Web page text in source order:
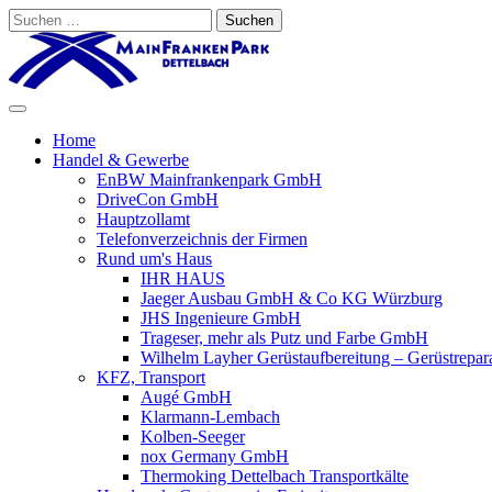
Suchen
nach:
Home
Handel & Gewerbe
EnBW Mainfrankenpark GmbH
DriveCon GmbH
Hauptzollamt
Telefonverzeichnis der Firmen
Rund um's Haus
IHR HAUS
Jaeger Ausbau GmbH & Co KG Würzburg
JHS Ingenieure GmbH
Trageser, mehr als Putz und Farbe GmbH
Wilhelm Layher Gerüstaufbereitung –
KFZ, Transport
Augé GmbH
Klarmann-Lembach
Kolben-Seeger
nox Germany GmbH
Thermoking Dettelbach Transportkälte